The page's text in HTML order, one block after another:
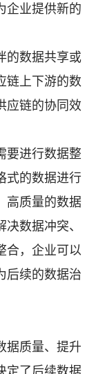
企业提供新的
的数据共享或
链上下游的数
应链的协同效
要进行数据整
式的数据进行
高质量的数据
数据冲突、
合，企业可以
后续的数据治
据质量、提升
定了后续数据